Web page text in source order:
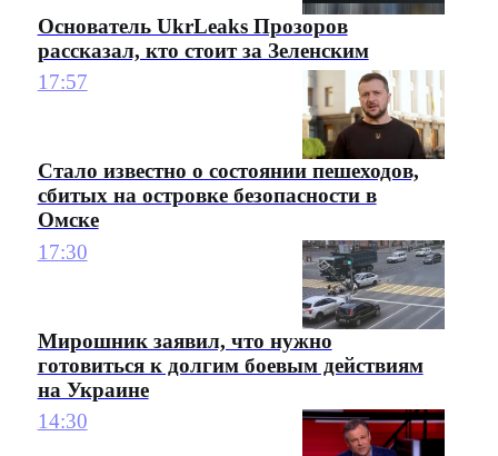
Основатель UkrLeaks Прозоров
рассказал, кто стоит за Зеленским
17:57
Стало известно о состоянии пешеходов,
сбитых на островке безопасности в
Омске
17:30
Мирошник заявил, что нужно
готовиться к долгим боевым действиям
на Украине
14:30